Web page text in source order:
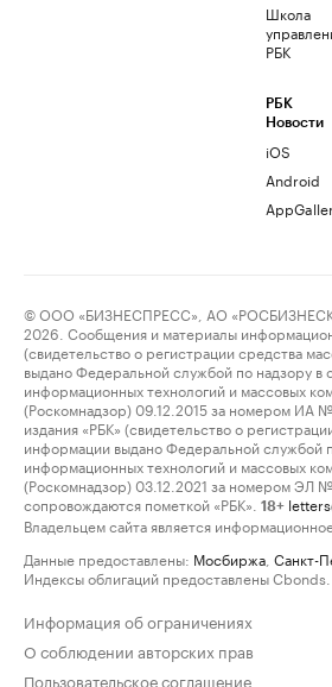
Школа
РБК
РБК
Новости
iOS
Android
© ООО «БИЗНЕСПРЕСС», АО
2026. Сообщения и материалы
(свидетельство о регистрации средства
выдано Федеральной службой по надзору в
информационных технологий и массовых
(Роскомнадзор) 09.12.2015 за номером ИА
издания «РБК» (свидетельство о
информации выдано Федеральной службой
информационных технологий и массовых
(Роскомнадзор) 03.12.2021 за номером ЭЛ
сопровождаются пометкой «РБК».
18+
Владельцем сайта является
Данные предоставлены: Мосбиржа Санкт-
Индексы облигаций предоставлены Cbonds.
Информация об ограничениях
О соблюдении авторских прав
Пользовательское соглашение